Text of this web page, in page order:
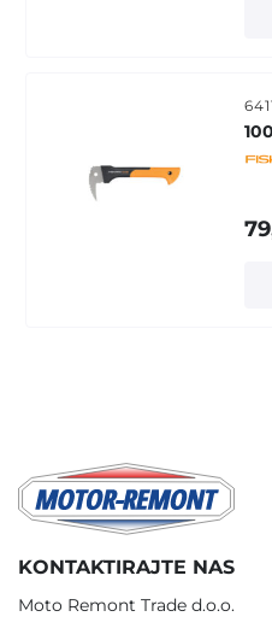
KONTAKTIRAJTE NAS
Moto Remont Trade d.o.o.